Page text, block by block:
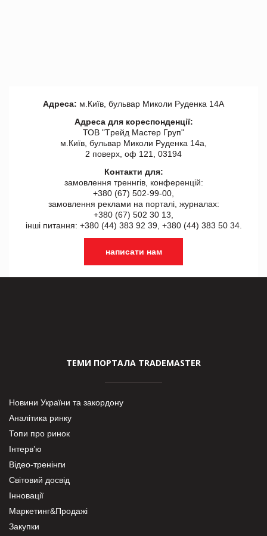
Адреса: м.Київ, бульвар Миколи Руденка 14А
Адреса для кореспонденції:
ТОВ "Tрейд Мастер Груп"
м.Київ, бульвар Миколи Руденка 14а,
2 поверх, оф 121, 03194
Контакти для:
замовлення треннгів, конференцій:
+380 (67) 502-99-00,
замовлення реклами на порталі, журналах:
+380 (67) 502 30 13,
інші питання: +380 (44) 383 92 39, +380 (44) 383 50 34.
написати нам
ТЕМИ ПОРТАЛА TRADEMASTER
Новини України та закордону
Аналітика ринку
Топи про ринок
Інтерв’ю
Відео-тренінги
Світовий досвід
Інновації
Маркетинг&Продажі
Закупки